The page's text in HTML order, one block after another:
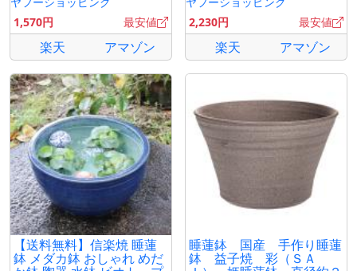
1,570円
最安値
楽天 アマゾン
2,230円
最安値
楽天 アマゾン
【送料無料】信楽焼 睡蓮
鉢 メダカ鉢 おしゃれ めだ
睡蓮鉢 国産 手作り睡蓮
鉢 益子焼 彩（ＳＡ